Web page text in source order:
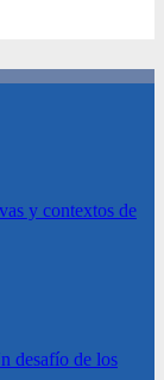
y contextos de
desafío de los